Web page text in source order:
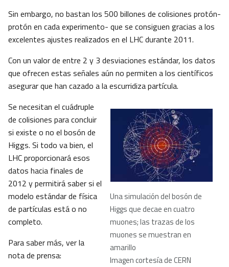
Sin embargo, no bastan los 500 billones de colisiones protón-
protón en cada experimento- que se consiguen gracias a los
excelentes ajustes realizados en el LHC durante 2011.
Con un valor de entre 2 y 3 desviaciones estándar, los datos
que ofrecen estas señales aún no permiten a los científicos
asegurar que han cazado a la escurridiza partícula.
Una simulación del bosón de
Higgs que decae en cuatro
muones; las trazas de los
muones se muestran en
amarillo
Imagen cortesía de CERN
Se necesitan el cuádruple
de colisiones para concluir
si existe o no el bosón de
Higgs. Si todo va bien, el
LHC proporcionará esos
datos hacia finales de
2012 y permitirá saber si el
modelo estándar de física
de partículas está o no
completo.
Para saber más, ver la
nota de prensa: